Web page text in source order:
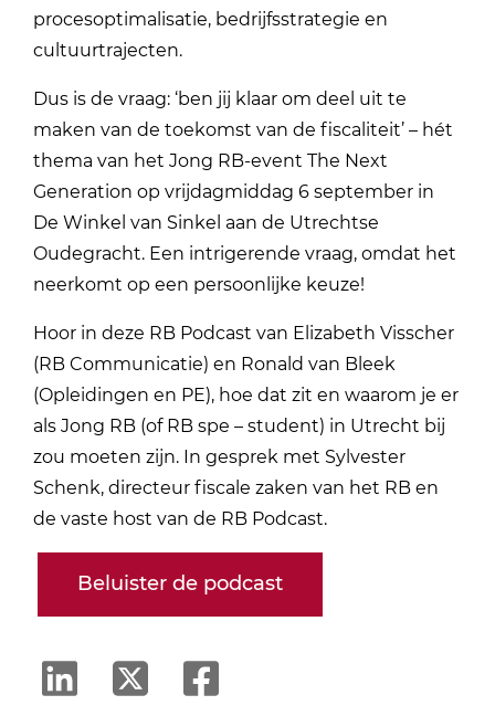
procesoptimalisatie, bedrijfsstrategie en
cultuurtrajecten.
Dus is de vraag: ‘ben jij klaar om deel uit te
maken van de toekomst van de fiscaliteit’ – hét
thema van het Jong RB-event The Next
Generation op vrijdagmiddag 6 september in
De Winkel van Sinkel aan de Utrechtse
Oudegracht. Een intrigerende vraag, omdat het
neerkomt op een persoonlijke keuze!
Hoor in deze RB Podcast van Elizabeth Visscher
(RB Communicatie) en Ronald van Bleek
(Opleidingen en PE), hoe dat zit en waarom je er
als Jong RB (of RB spe – student) in Utrecht bij
zou moeten zijn. In gesprek met Sylvester
Schenk, directeur fiscale zaken van het RB en
de vaste host van de RB Podcast.
Beluister de podcast